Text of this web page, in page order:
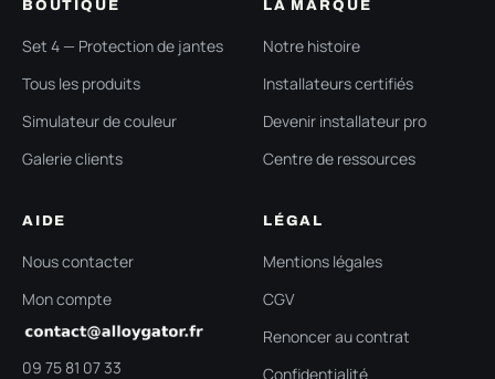
BOUTIQUE
Set 4 — Protection de jantes
Tous les produits
Simulateur de couleur
Galerie clients
LA MARQUE
Notre histoire
Installateurs certifiés
Devenir installateur pro
Centre de ressources
AIDE
Nous contacter
Mon compte
09 75 81 07 33
LÉGAL
Mentions légales
CGV
Renoncer au contrat
Confidentialité